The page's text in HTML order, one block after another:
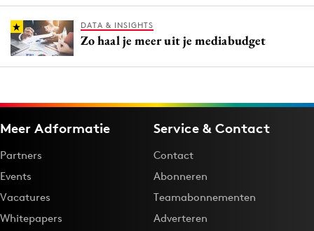
Programmatic
Purpose Marketing
Reputatie & crisis
DATA & INSIGHTS
Zo haal je meer uit je mediabudget
Meer Adformatie
Partners
Events
Vacatures
Whitepapers
Service & Contact
Contact
Abonneren
Teamabonnementen
Adverteren